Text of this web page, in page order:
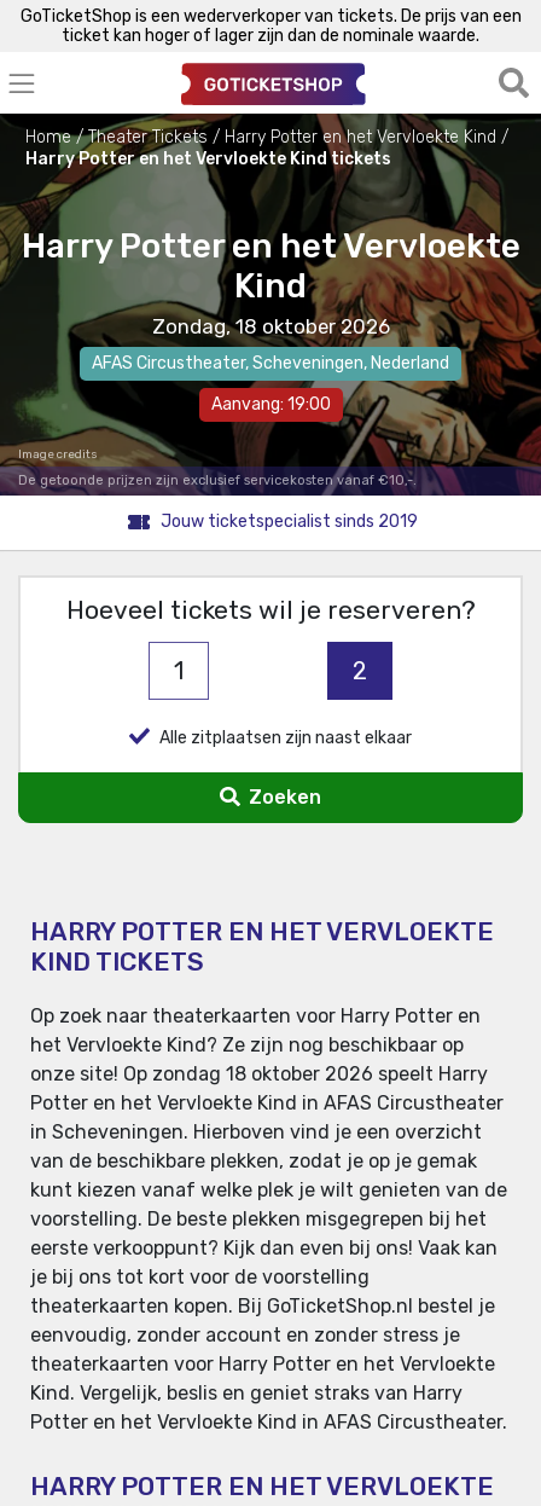
GoTicketShop is een wederverkoper van tickets. De prijs van een
ticket kan hoger of lager zijn dan de nominale waarde.
Home Theater Tickets
Harry Potter en het Vervloekte Kind
Harry Potter en het Vervloekte Kind tickets
Harry Potter en het Vervloekte
Kind
Zondag, 18 oktober 2026
AFAS Circustheater,Scheveningen, Nederland
Aanvang: 19:00
Image credits
De getoonde prijzen zijn exclusief servicekosten vanaf €10,-.
Jouw ticketspecialist sinds 2019
Hoeveel tickets wil je reserveren?
1 2
Alle zitplaatsen zijn naast elkaar
Zoeken
HARRY POTTER EN HET VERVLOEKTE
KIND TICKETS
Op zoek naar theaterkaarten voor Harry Potter en
het Vervloekte Kind? Ze zijn nog beschikbaar op
onze site! Op zondag 18 oktober 2026 speelt Harry
Potter en het Vervloekte Kind in AFAS Circustheater
in Scheveningen. Hierboven vind je een overzicht
van de beschikbare plekken, zodat je op je gemak
kunt kiezen vanaf welke plek je wilt genieten van de
voorstelling. De beste plekken misgegrepen bij het
eerste verkooppunt? Kijk dan even bij ons! Vaak kan
je bij ons tot kort voor de voorstelling
theaterkaarten kopen. Bij GoTicketShop.nl bestel je
eenvoudig, zonder account en zonder stress je
theaterkaarten voor Harry Potter en het Vervloekte
Kind. Vergelijk, beslis en geniet straks van Harry
Potter en het Vervloekte Kind in AFAS Circustheater.
HARRY POTTER EN HET VERVLOEKTE